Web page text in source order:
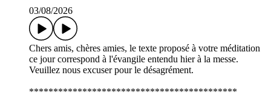
03/08/2026
Chers amis, chères amies, le texte proposé à votre méditation
ce jour correspond à l'évangile entendu hier à la messe.
Veuillez nous excuser pour le désagrément.
*******************************************